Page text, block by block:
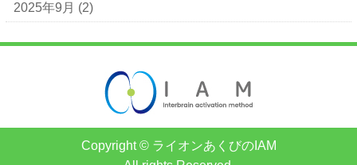
2025年9月 (2)
Copyright © ライオンあくびのIAM